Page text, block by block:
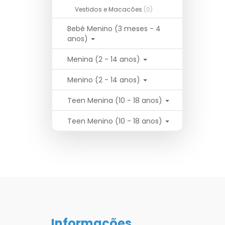
Vestidos e Macacões (0)
Bebé Menino (3 meses - 4
anos)
Menina (2 - 14 anos)
Menino (2 - 14 anos)
Teen Menina (10 - 18 anos)
Teen Menino (10 - 18 anos)